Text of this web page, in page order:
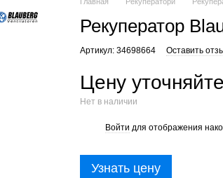
Рекуператор
Артикул: 34698664 Оставить
Цену
Нет в наличии
Войти для отображения
Узнать цену